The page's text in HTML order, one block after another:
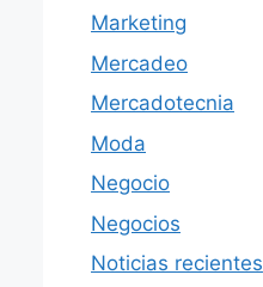
Marketing
Mercadeo
Mercadotecnia
Moda
Negocio
Negocios
Noticias recientes